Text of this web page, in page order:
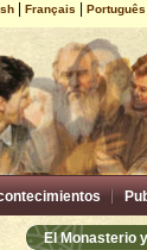
| Français Português
El Monasterio